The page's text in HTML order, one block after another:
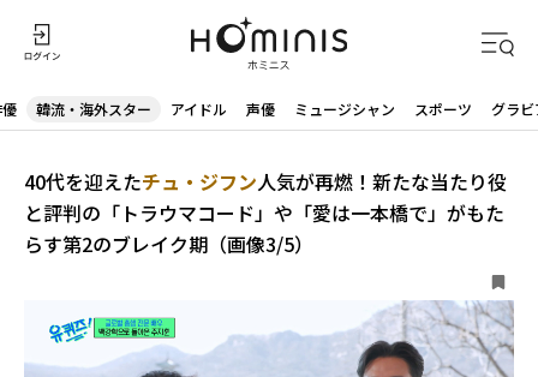
韓流・海外スター アイドル 声優 ミュージシャン スポーツ グラビ
40代を迎えたチュ・ジフン人気が再燃！新たな当たり役
と評判の「トラウマコード」や「愛は一本橋で」がもた
らす第2のブレイク期（画像3/5）